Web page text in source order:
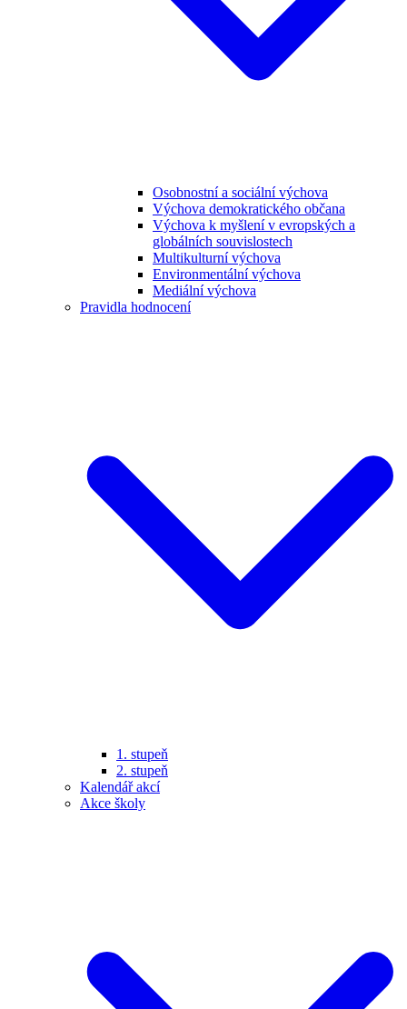
Osobnostní a sociální výchova
Výchova demokratického občana
Výchova k myšlení v evropských a
globálních souvislostech
Multikulturní výchova
Environmentální výchova
Mediální výchova
Pravidla hodnocení
1. stupeň
2. stupeň
Kalendář akcí
Akce školy